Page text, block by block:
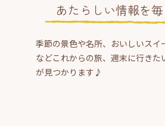
あたらしい情報を
季節の景色や名所、おいしいスイ
などこれからの旅、週末に行きた
が見つかります♪